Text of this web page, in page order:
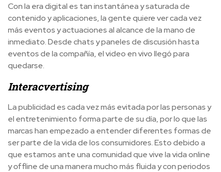
Con la era digital es tan instantánea y saturada de
contenido y aplicaciones, la gente quiere ver cada vez
más eventos y actuaciones al alcance de la mano de
inmediato. Desde chats y paneles de discusión hasta
eventos de la compañía, el video en vivo llegó para
quedarse.
Interacvertising
La publicidad es cada vez más evitada por las personas y
el entretenimiento forma parte de su día, por lo que las
marcas han empezado a entender diferentes formas de
ser parte de la vida de los consumidores. Esto debido a
que estamos ante una comunidad que vive la vida online
y offline de una manera mucho más fluida y con periodos